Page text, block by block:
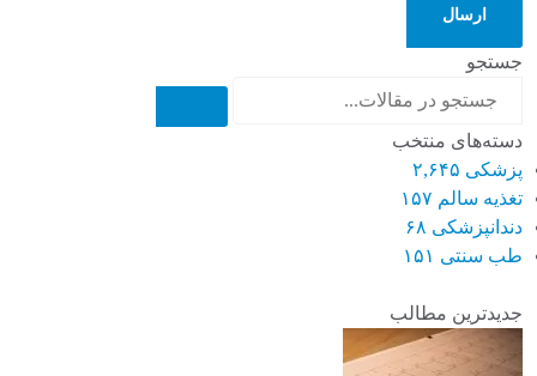
ارسال
جستجو
دسته‌های منتخب
پزشکی ۲,۶۴۵
تغذیه سالم ۱۵۷
دندانپزشکی ۶۸
طب سنتی ۱۵۱
جدیدترین مطالب